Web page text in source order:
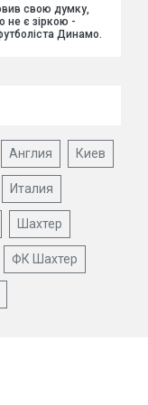
свою думку,
не є зіркою -
Динамо.
Англия Киев
Италия
Шахтер
ФК Шахтер